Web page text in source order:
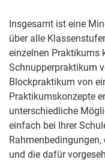
Insgesamt ist eine
über alle
einzelnen Praktikums
Schnupperpraktikum
Blockpraktikum von
Praktikumskonzepte
unterschiedliche
einfach bei Ihrer
und die dafür